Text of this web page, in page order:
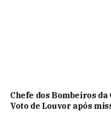
Chefe dos Bombeiros
Voto de Louvor após